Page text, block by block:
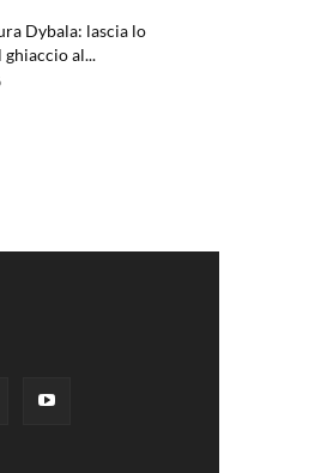
Dybala: lascia lo
al...